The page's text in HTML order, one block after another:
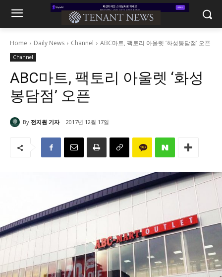
Home Daily News Channel ABC마트, 팩토리 아울렛 ‘화성봉담점’ 오픈
Channel
ABC마트, 팩토리 아울렛 ‘화성
봉담점’ 오픈
By 전지원 기자 2017년 12월 17일